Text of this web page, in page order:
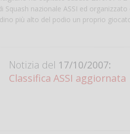
Squash nazionale ASSI ed
più alto del podio un proprio
Notizia del 17/10/2007:
Classifica ASSI aggiornata